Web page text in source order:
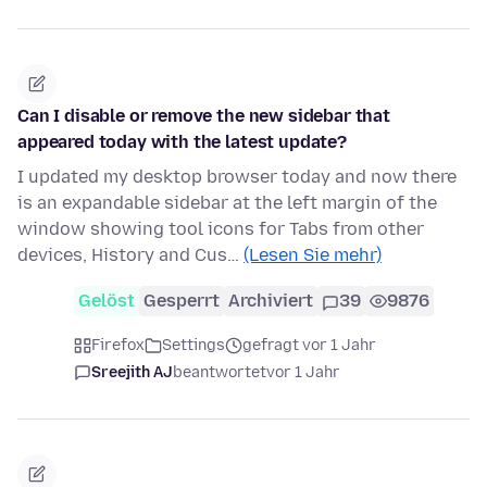
Can I disable or remove the new sidebar that
appeared today with the latest update?
I updated my desktop browser today and now there
is an expandable sidebar at the left margin of the
window showing tool icons for Tabs from other
devices, History and Cus… (Lesen Sie mehr)
Gelöst Gesperrt Archiviert 39 9876
Firefox Settings
gefragt vor 1 Jahr
Sreejith AJbeantwortetvor 1 Jahr